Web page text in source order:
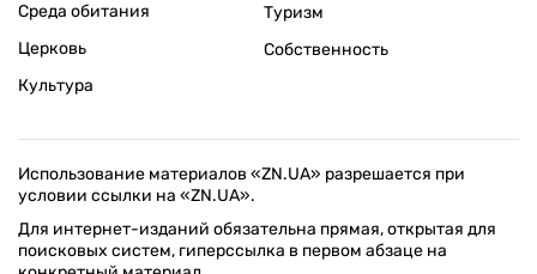
Среда обитания
Церковь
Культура
Туризм
Собственность
Использование материалов «ZN.UA» разрешается при
условии ссылки на «ZN.UA».
Для интернет-изданий обязательна прямая, открытая для
поисковых систем, гиперссылка в первом абзаце на